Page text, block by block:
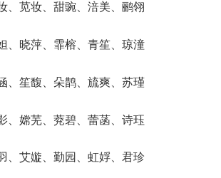
、苋妆、甜豌、涪美、鹂翎
、晓萍、霏榕、青笙、琼潼
、笙馥、朵鹊、旈爽、苏瑾
、嫦芜、萒碧、蕾菡、诗珏
、艾嫙、勤园、虹娐、君珍